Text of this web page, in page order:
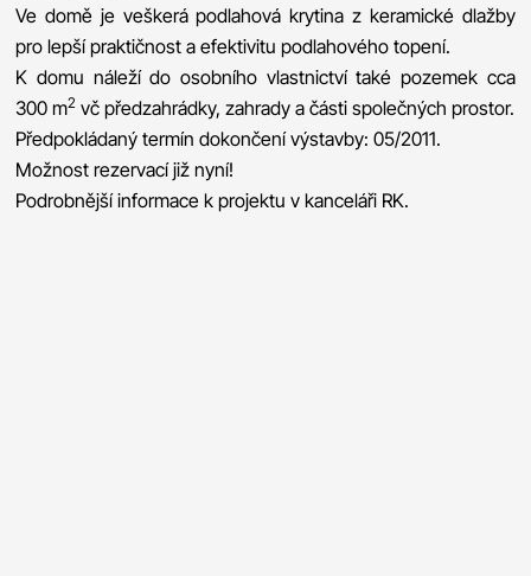
Ve domě je veškerá podlahová krytina z keramické dlažby
pro lepší praktičnost a efektivitu podlahového topení.
K domu náleží do osobního vlastnictví také pozemek cca
300 m2 vč předzahrádky, zahrady a části společných prostor.
Předpokládaný termín dokončení výstavby: 05/2011.
Možnost rezervací již nyní!
Podrobnější informace k projektu v kanceláři RK.